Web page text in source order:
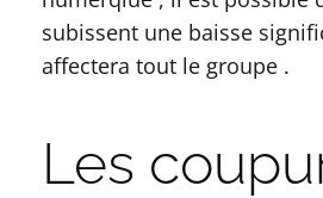
subissent une baisse
affectera tout le groupe .
Les